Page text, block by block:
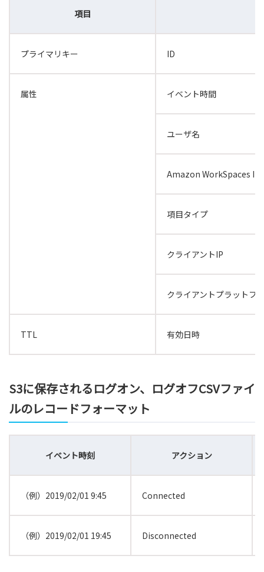
項目
プライマリキー ID
属性 イベント時間
ユーザ名
Amazon WorkSpaces ID
項目タイプ
クライアントIP
クライアントプラットフ
TTL 有効日時
S3に保存されるログオン、ログオフCSVファイ
ルのレコードフォーマット
イベント時刻 アクション
（例）2019/02/01 9:45 Connected
（例）2019/02/01 19:45 Disconnected